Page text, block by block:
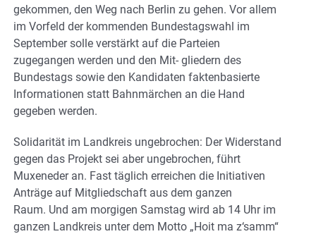
gekommen, den Weg nach Berlin zu gehen. Vor allem
im Vorfeld der kommenden Bundestagswahl im
September solle verstärkt auf die Parteien
zugegangen werden und den Mit- gliedern des
Bundestags sowie den Kandidaten faktenbasierte
Informationen statt Bahnmärchen an die Hand
gegeben werden.
Solidarität im Landkreis ungebrochen: Der Widerstand
gegen das Projekt sei aber ungebrochen, führt
Muxeneder an. Fast täglich erreichen die Initiativen
Anträge auf Mitgliedschaft aus dem ganzen
Raum. Und am morgigen Samstag wird ab 14 Uhr im
ganzen Landkreis unter dem Motto „Hoit ma z‘samm“